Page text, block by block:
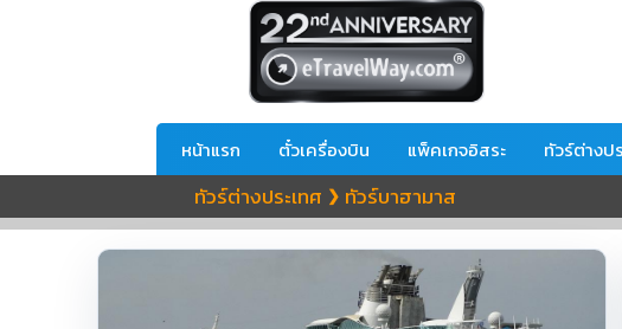
หน้าแรก ตั๋วเครื่องบิน แพ็คเกจอิสระ ทัวร์ต่างป
ทัวร์ต่างประเทศ ❯ ทัวร์บาฮามาส